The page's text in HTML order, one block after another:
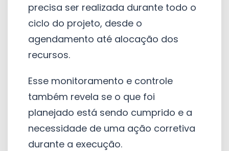
precisa ser realizada durante todo o
ciclo do projeto, desde o
agendamento até alocação dos
recursos.
Esse monitoramento e controle
também revela se o que foi
planejado está sendo cumprido e a
necessidade de uma ação corretiva
durante a execução.